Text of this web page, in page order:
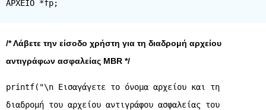
/* Λάβετε την είσοδο χρήστη για τη διαδρομή αρχείου
αντιγράφων ασφαλείας MBR */
printf("\n Εισαγάγετε το όνομα αρχείου και τη
διαδρομή του αρχείου αντιγράφου ασφαλείας του